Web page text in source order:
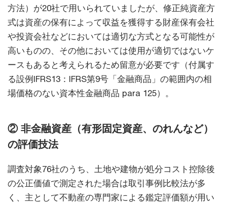
方法）が20社で用いられていましたが、修正純資産方
式は資産の保有によって収益を獲得する財産保有会社
や投資会社などにおいては適切な方式となる可能性が
高いものの、その他においては使用が適切ではないケ
ースもあると考えられるため留意が必要です（付属す
る設例IFRS13：IFRS第9号「金融商品」の範囲内の相
場価格のない資本性金融商品 para 125）。
② 非金融資産（有形固定資産、のれんなど）
の評価技法
調査対象76社のうち、土地や建物が処分コスト控除後
の公正価値で測定された場合は取引事例比較法が多
く、主として不動産の専門家による鑑定評価額が用い